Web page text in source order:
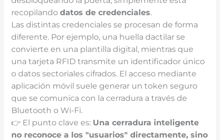
recopilandodatos de credenciales.
Las distintas credenciales se procesan de forma
diferente. Por ejemplo, una huella dactilar se
convierte en una plantilla digital, mientras que
una tarjeta RFID transmite un identificador único
o datos sectoriales cifrados. El acceso mediante
aplicación móvil suele generar un token seguro
que se comunica con la cerradura a través de
Bluetooth o Wi-Fi.
👉 El punto clave es: Una cerradura inteligente
no reconoce a los "usuarios" directamente, sino